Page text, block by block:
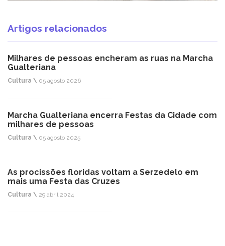
Artigos relacionados
Milhares de pessoas encheram as ruas na Marcha
Gualteriana
Cultura \ 05 agosto 2026
Marcha Gualteriana encerra Festas da Cidade com
milhares de pessoas
Cultura \ 05 agosto 2025
As procissões floridas voltam a Serzedelo em
mais uma Festa das Cruzes
Cultura \ 29 abril 2024